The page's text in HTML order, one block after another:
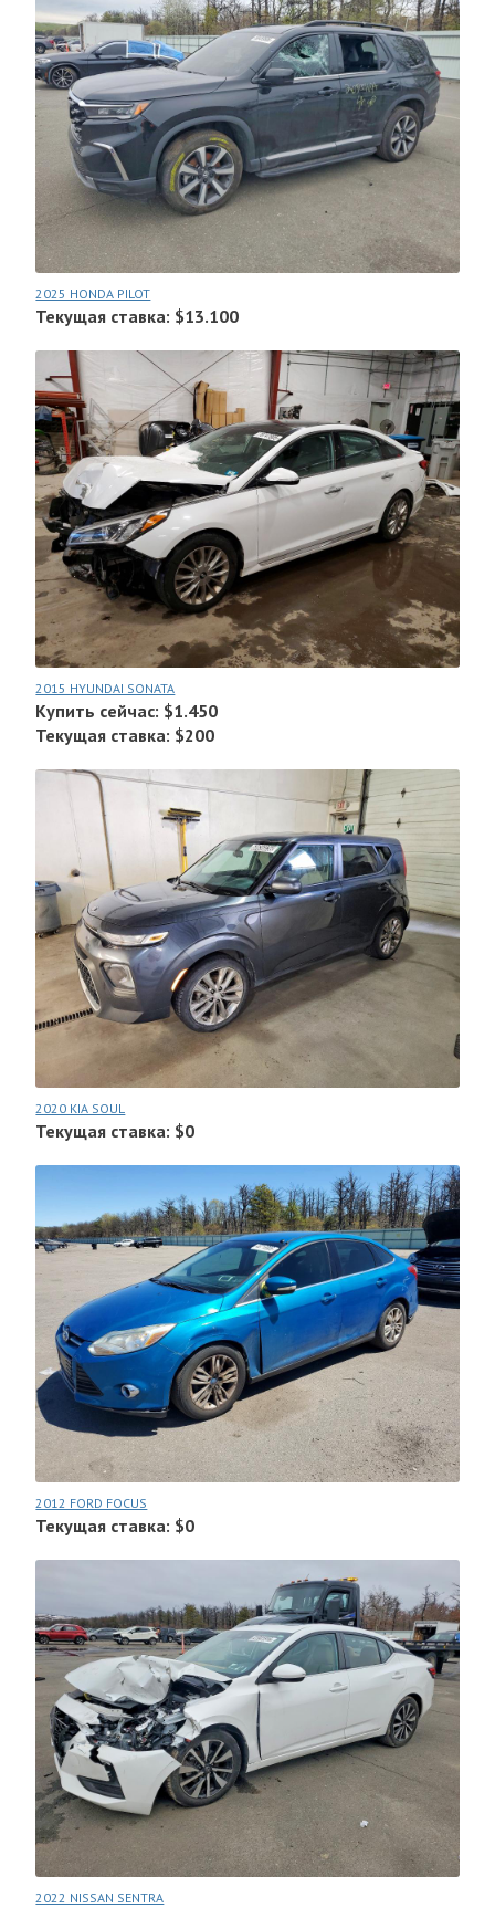
2025 HONDA PILOT
Текущая ставка: $13.100
2015 HYUNDAI SONATA
Купить сейчас: $1.450
Текущая ставка: $200
2020 KIA SOUL
Текущая ставка: $0
2012 FORD FOCUS
Текущая ставка: $0
2022 NISSAN SENTRA